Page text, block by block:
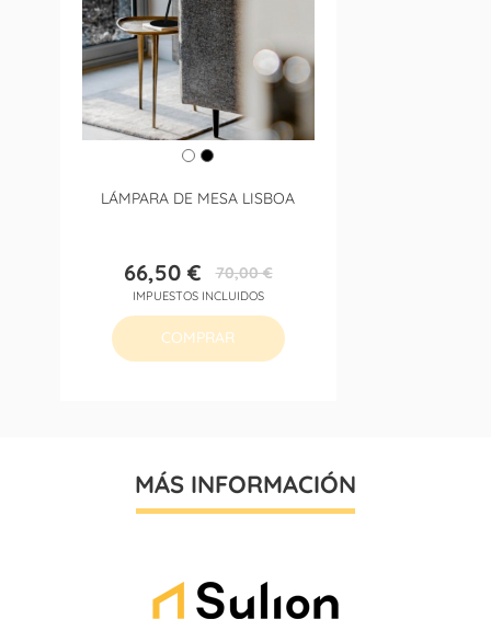
LÁMPARA DE MESA LISBOA
Precio
66,50 €Precio
base
70,00 €
IMPUESTOS INCLUIDOS
COMPRAR
MÁS INFORMACIÓN